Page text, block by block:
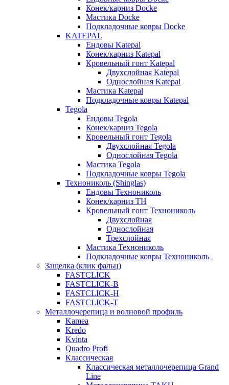
Конек/карниз Docke
Мастика Docke
Подкладочные ковры Docke
KATEPAL
Ендовы Katepal
Конек/карниз Katepal
Кровельный гонт Katepal
Двухслойная Katepal
Однослойная Katepal
Мастика Katepal
Подкладочные ковры Katepal
Tegola
Ендовы Tegola
Конек/карниз Tegola
Кровельный гонт Tegola
Двухслойная Tegola
Однослойная Tegola
Мастика Tegola
Подкладочные ковры Tegola
Технониколь (Shinglas)
Ендовы Технониколь
Конек/карниз ТН
Кровельный гонт Технониколь
Двухслойная
Однослойная
Трехслойная
Мастика Технониколь
Подкладочные ковры Технониколь
Защелка (клик фальц)
FASTCLICK
FASTCLICK-B
FASTCLICK-H
FASTCLICK-T
Металлочерепица и волновой профиль
Kamea
Kredo
Kvinta
Quadro Profi
Классическая
Классическая металлочерепица Grand
Line